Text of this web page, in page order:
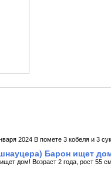
2024 В помете 3 кобеля и 3
Барон ищет
дом! Возраст 2 года, рост 55 см